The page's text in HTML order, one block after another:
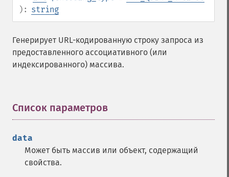
): string
Генерирует URL-кодированную строку запроса из
предоставленного ассоциативного (или
индексированного) массива.
Список параметров
data
Может быть массив или объект, содержащий
свойства.